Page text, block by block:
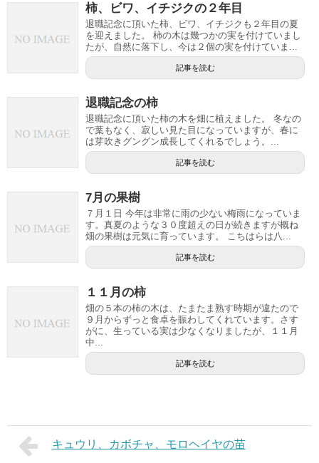
柿、ビワ、イチジクの２年目
退職記念に頂いた柿、ビワ、イチジクも２年目の夏
を迎えました。 柿の木は幾つかの実を付けていまし
たが、自然に落下し、今は２個の実を付けていま...
記事を読む
退職記念の柿
退職記念に頂いた柿の木を畑に植えました。 冬なの
で葉もなく、寂しい見た目になっていますが、春に
は芽吹きグングン成長してくれるでしょう。...
記事を読む
7月の果樹
７月１日 今年は非常に雨の少ない梅雨になっていま
す。真夏のような３０度超えの日が続きますが概ね
畑の果樹は元気に育っています。 こちはらは八...
記事を読む
１１月の柿
畑の５本の柿の木は、たまたま熟す時期が違たので
９月からずっと食卓を賑わしてくれています。さす
がに、生っている実は少なくなりましたが、１１月
中...
記事を読む
キュウリ、カボチャ、モロヘイヤの苗